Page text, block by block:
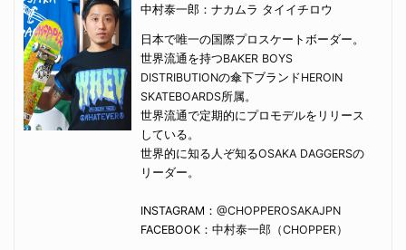
中村泰一郎：ナカムラ タイイチロウ
日本で唯一の国際プロスケートボーダー。
世界流通を持つBAKER BOYS
DISTRIBUTIONの傘下ブランドHEROIN
SKATEBOARDS所属。
世界流通で定期的にプロモデルをリリース
している。
世界的に知る人ぞ知るOSAKA DAGGERSの
リーダー。
INSTAGRAM： @CHOPPEROSAKAJPN
FACEBOOK： 中村泰一郎（CHOPPER）